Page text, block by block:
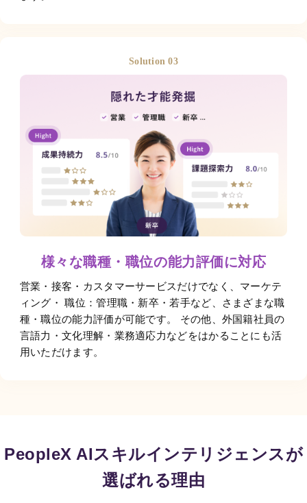
Solution 03
様々な職種・職位の能力評価に対応
営業・接客・カスタマーサービスだけでなく、マーケテ
ィング・ 職位：管理職・新卒・若手など、さまざまな職
種・職位の能力評価が可能です。 その他、外国籍社員の
言語力・文化理解・業務適応力などをはかることにも活
用いただけます。
PeopleX AIスキルインテリジェンスが
選ばれる理由